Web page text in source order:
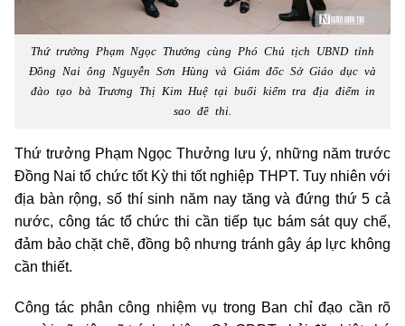
Thứ trưởng Phạm Ngọc Thưởng cùng Phó Chủ tịch UBND tỉnh
Đồng Nai ông Nguyễn Sơn Hùng và Giám đốc Sở Giáo dục và
đào tạo bà Trương Thị Kim Huệ tại buổi kiểm tra địa điểm in
sao đề thi.
Thứ trưởng Phạm Ngọc Thưởng lưu ý, những năm trước
Đồng Nai tổ chức tốt Kỳ thi tốt nghiệp THPT. Tuy nhiên với
địa bàn rộng, số thí sinh năm nay tăng và đứng thứ 5 cả
nước, công tác tổ chức thi cần tiếp tục bám sát quy chế,
đảm bảo chặt chẽ, đồng bộ nhưng tránh gây áp lực không
cần thiết.
Công tác phân công nhiệm vụ trong Ban chỉ đạo cần rõ